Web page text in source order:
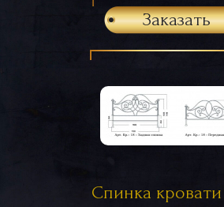
Заказать
Спинка кровати